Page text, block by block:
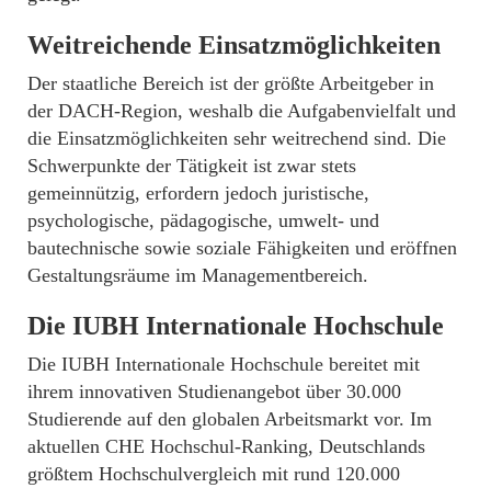
Weitreichende Einsatzmöglichkeiten
Der staatliche Bereich ist der größte Arbeitgeber in
der DACH-Region, weshalb die Aufgabenvielfalt und
die Einsatzmöglichkeiten sehr weitrechend sind. Die
Schwerpunkte der Tätigkeit ist zwar stets
gemeinnützig, erfordern jedoch juristische,
psychologische, pädagogische, umwelt- und
bautechnische sowie soziale Fähigkeiten und eröffnen
Gestaltungsräume im Managementbereich.
Die IUBH Internationale Hochschule
Die IUBH Internationale Hochschule bereitet mit
ihrem innovativen Studienangebot über 30.000
Studierende auf den globalen Arbeitsmarkt vor. Im
aktuellen CHE Hochschul-Ranking, Deutschlands
größtem Hochschulvergleich mit rund 120.000